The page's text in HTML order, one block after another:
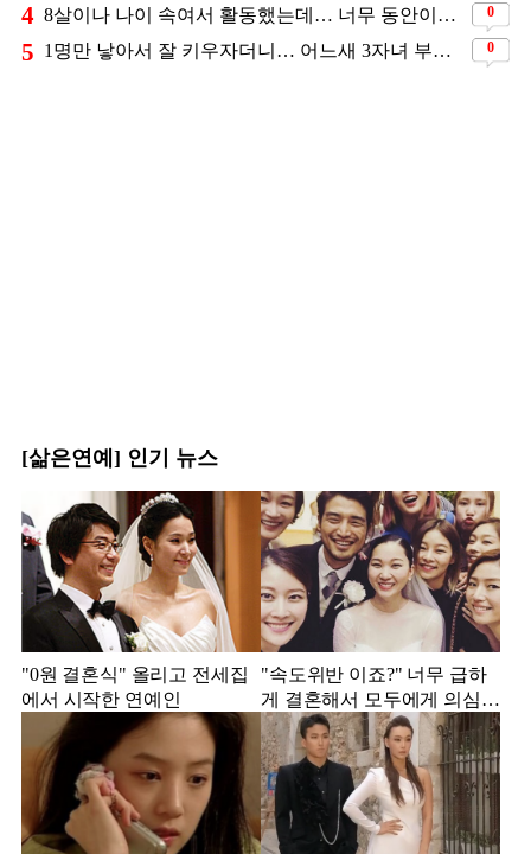
4 8살이나 나이 속여서 활동했는데… 너무 동안이라서 아무도 의심 안 했다는 배우 0
5 1명만 낳아서 잘 키우자더니… 어느새 3자녀 부모 된 스타커플 ❤️ 0
[삶은연예] 인기 뉴스
"0원 결혼식" 올리고 전세집
에서 시작한 연예인
"속도위반 이죠?" 너무 급하
게 결혼해서 모두에게 의심
받았던 스타